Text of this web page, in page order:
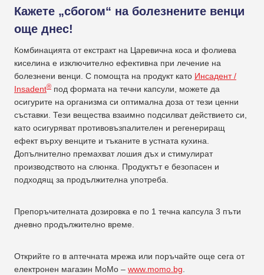
Кажете „сбогом“ на болезнените венци
още днес!
Комбинацията от екстракт на Царевична коса и фолиева
киселина е изключително ефективна при лечение на
болезнени венци. С помощта на продукт като Инсадент /
Insadent® под формата на течни капсули, можете да
осигурите на организма си оптимална доза от тези ценни
съставки. Тези вещества взаимно подсилват действието си,
като осигуряват противовъзпалителен и регенериращ
ефект върху венците и тъканите в устната кухина.
Допълнително премахват лошия дъх и стимулират
производството на слюнка. Продуктът е безопасен и
подходящ за продължителна употреба.
Препоръчителната дозировка е по 1 течна капсула 3 пъти
дневно продължително време.
Открийте го в аптечната мрежа или поръчайте още сега от
електронен магазин MoMo – www.momo.bg